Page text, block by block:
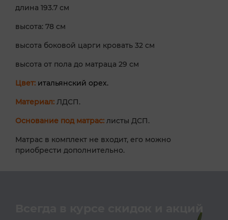
длина 193.7 см
высота: 78 см
высота боковой царги кровать 32 см
высота от пола до матраца 29 см
Цвет: итальянский орех.
Материал: ЛДСП.
Основание под матрас: листы ДСП.
Матрас в комплект не входит, его можно
приобрести дополнительно.
Всегда в курсе скидок и акций